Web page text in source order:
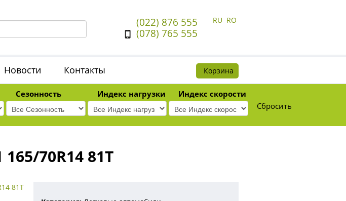
(022) 876 555
(078) 765 555
RU RO
Новости Контакты Корзина
Сезонность Индекс нагрузки
Индекс скорости
Сбросить
165/70R14 81T